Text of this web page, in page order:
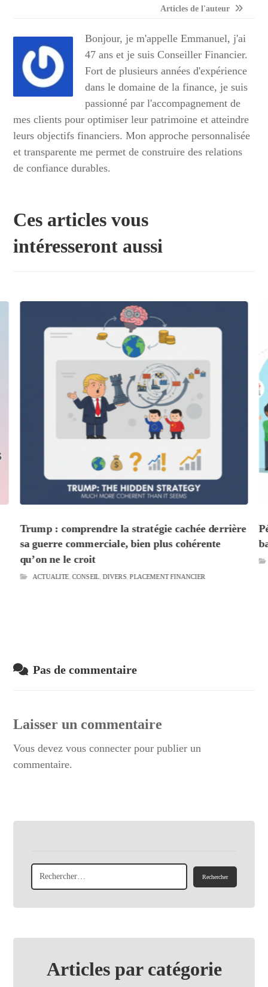
Articles de l'auteur
Bonjour, je m'appelle Emmanuel, j'ai
47 ans et je suis Conseiller Financier.
Fort de plusieurs années d'expérience
dans le domaine de la finance, je suis
passionné par l'accompagnement de
mes clients pour optimiser leur patrimoine et atteindre
leurs objectifs financiers. Mon approche personnalisée
et transparente me permet de construire des relations
de confiance durables.
Ces articles vous
intéresseront aussi
Trump : comprendre la stratégie cachée derrière
sa guerre commerciale, bien plus cohérente
qu’on ne le croit
ACTUALITE,CONSEIL,DIVERS,PLACEMENT FINANCIER
Pas de commentaire
Laisser un commentaire
Vous devezvous connecter pour publier un
commentaire.
Articles par catégorie